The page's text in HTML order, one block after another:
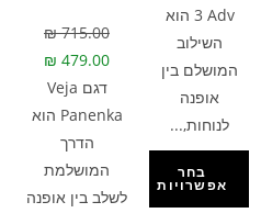
3 Adv הוא
השילוב
המושלם בין
אופנה
לנוחות,...
בחר
אפשרויות
₪715.00
₪ 479.00
דגם Veja
Panenka הוא
הדרך
המושלמת
לשלב בין אופנה